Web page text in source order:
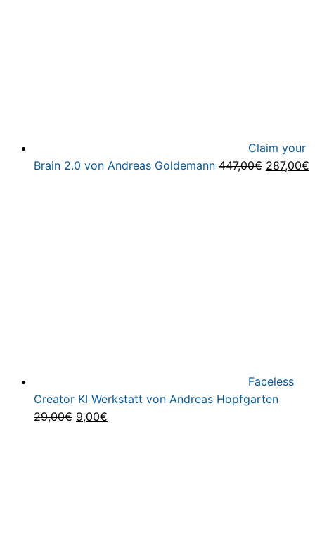
Claim your
Brain 2.0 von Andreas Goldemann 447,00€ 287,00€
Faceless
Creator KI Werkstatt von Andreas Hopfgarten
29,00€ Ursprünglicher
9,00€